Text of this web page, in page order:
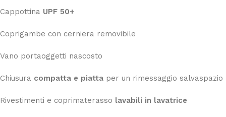
Cappottina UPF 50+
Coprigambe con cerniera removibile
Vano portaoggetti nascosto
Chiusura compatta e piatta per un rimessaggio salvaspazio
Rivestimenti e coprimaterasso lavabili in lavatrice